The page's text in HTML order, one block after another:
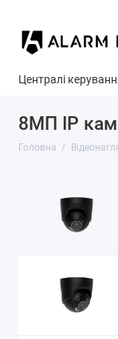
Централі
8МП IP
Головна